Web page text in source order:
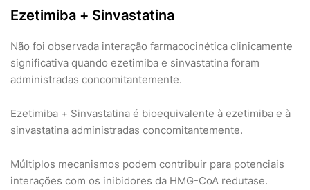
Ezetimiba + Sinvastatina
Não foi observada interação farmacocinética clinicamente
significativa quando ezetimiba e sinvastatina foram
administradas concomitantemente.
Ezetimiba + Sinvastatina é bioequivalente à ezetimiba e à
sinvastatina administradas concomitantemente.
Múltiplos mecanismos podem contribuir para potenciais
interações com os inibidores da HMG-CoA redutase.